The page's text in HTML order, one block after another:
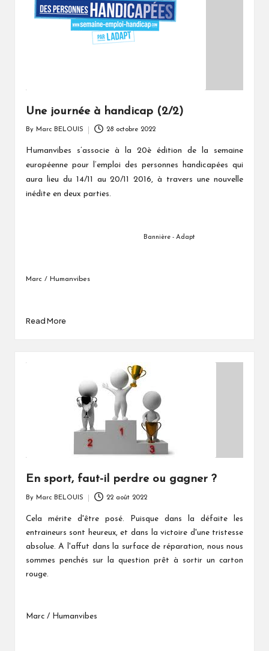
Une journée à handicap (2/2)
by
By Marc BELOUIS 28 octobre 2022
Humanvibes s’associe à la 20è édition de la semaine
européenne pour l’emploi des personnes handicapées qui
aura lieu du 14/11 au 20/11 2016, à travers une nouvelle
inédite en deux parties.
Bannière - Adapt
Marc / Humanvibes
Read More
En sport, faut-il perdre ou gagner ?
by
By Marc BELOUIS 22 août 2022
Cela mérite d'être posé. Puisque dans la défaite les
entraineurs sont heureux, et dans la victoire d'une tristesse
absolue. A l'affut dans la surface de réparation, nous nous
sommes penchés sur la question prêt à sortir un carton
rouge.
Marc / Humanvibes